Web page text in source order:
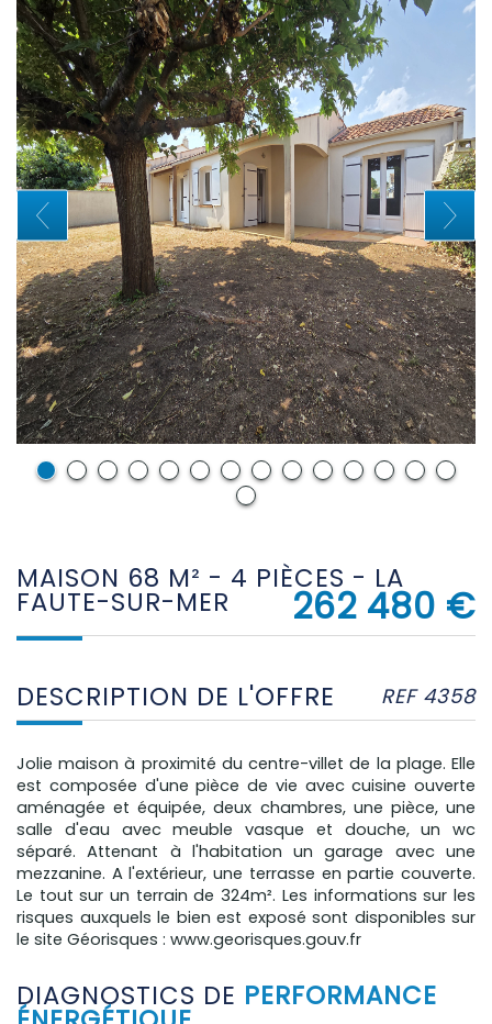
MAISON 68 M² - 4 PIÈCES - LA
FAUTE-SUR-MER 262 480 €
DESCRIPTION DE L'OFFRE REF 4358
Jolie maison à proximité du centre-villet de la plage. Elle
est composée d'une pièce de vie avec cuisine ouverte
aménagée et équipée, deux chambres, une pièce, une
salle d'eau avec meuble vasque et douche, un wc
séparé. Attenant à l'habitation un garage avec une
mezzanine. A l'extérieur, une terrasse en partie couverte.
Le tout sur un terrain de 324m². Les informations sur les
risques auxquels le bien est exposé sont disponibles sur
le site Géorisques : www.georisques.gouv.fr
DIAGNOSTICS DE PERFORMANCE